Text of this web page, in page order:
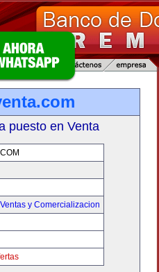
puesto en Venta
Ventas y Comercializacion